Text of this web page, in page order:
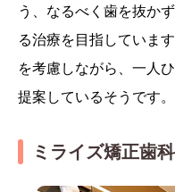
う、なるべく歯を抜か
る治療を目指していま
を考慮しながら、一人
提案しているそうです。
ミライズ矯正歯